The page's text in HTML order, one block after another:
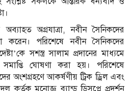
অব্যাহত অগ্রযাত্রা, নবীন সৈনিকদের
করেন। পরিশেষে নবীন সৈনিকদের
সশস্ত্র সালাম প্রদানের মাধ্যমে
ঘোষণা করা হয়। পরিশেষে
অংশগ্রহণে আকর্ষণীয় ট্রিক ড্রিল এবং
কর্তৃক মনোজ্ঞ ব্যান্ড ডিসপ্লে প্রদর্শন